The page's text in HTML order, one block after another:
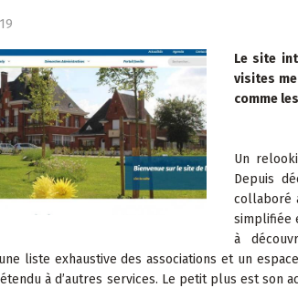
Le site
visites
comme
Un
Depuis
collaboré
simplifiée
à
liste exhaustive des associations et un
à d’autres services. Le petit plus est